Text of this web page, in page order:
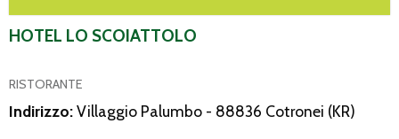
HOTEL LO SCOIATTOLO
RISTORANTE
Indirizzo:Villaggio Palumbo - 88836 Cotronei (KR)